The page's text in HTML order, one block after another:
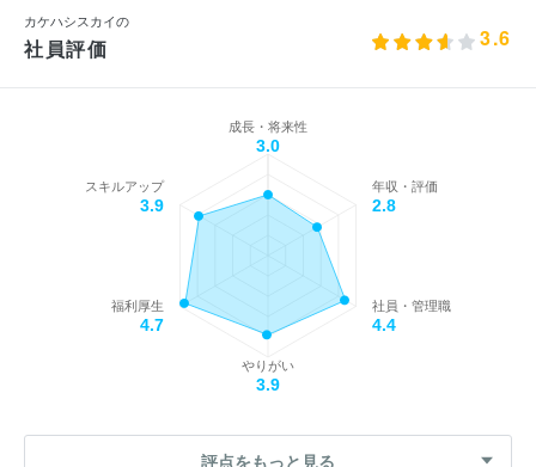
カケハシスカイの
社員評価 3.6
成長・将来性
3.0
年収・評価
2.8
社員・管理職
4.4
やりがい
3.9
福利厚生
4.7
スキルアップ
3.9
評点をもっと見る